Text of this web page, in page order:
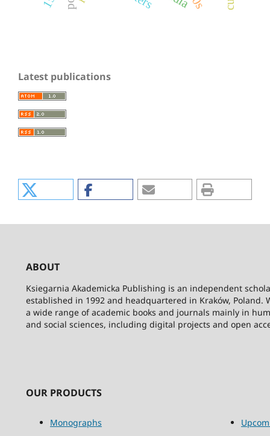
Latest publications
ABOUT
Ksiegarnia Akademicka Publishing is an independent
established in 1992 and headquartered in Kraków, Poland.
a wide range of academic books and journals mainly in
and social sciences, including digital projects and open
OUR PRODUCTS
Monographs